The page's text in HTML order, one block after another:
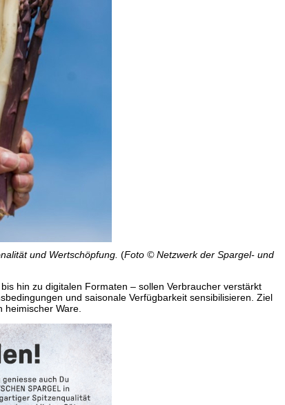
und Wertschöpfung. (Foto © Netzwerk der Spargel- und
hin zu digitalen Formaten – sollen Verbraucher verstärkt
und saisonale Verfügbarkeit sensibilisieren. Ziel
Ware.